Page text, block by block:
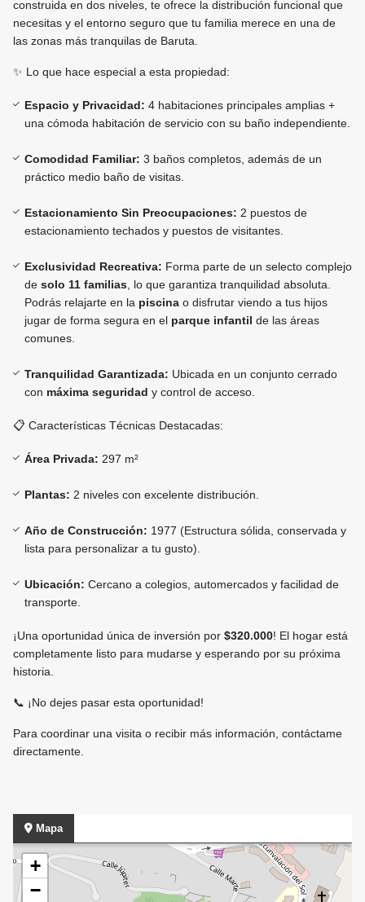
construida en dos niveles, te ofrece la distribución funcional que
necesitas y el entorno seguro que tu familia merece en una de
las zonas más tranquilas de Baruta.
✨ Lo que hace especial a esta propiedad:
Espacio y Privacidad: 4 habitaciones principales amplias +
una cómoda habitación de servicio con su baño independiente.
Comodidad Familiar: 3 baños completos, además de un
práctico medio baño de visitas.
Estacionamiento Sin Preocupaciones: 2 puestos de
estacionamiento techados y puestos de visitantes.
Exclusividad Recreativa: Forma parte de un selecto complejo
de solo 11 familias , lo que garantiza tranquilidad absoluta.
Podrás relajarte en la piscina o disfrutar viendo a tus hijos
jugar de forma segura en el parque infantil de las áreas
comunes.
Tranquilidad Garantizada: Ubicada en un conjunto cerrado
con máxima seguridad y control de acceso.
📋 Características Técnicas Destacadas:
Área Privada: 297 m²
Plantas: 2 niveles con excelente distribución.
Año de Construcción: 1977 (Estructura sólida, conservada y
lista para personalizar a tu gusto).
Ubicación: Cercano a colegios, automercados y facilidad de
transporte.
¡Una oportunidad única de inversión por $320.000! El hogar está
completamente listo para mudarse y esperando por su próxima
historia.
📞 ¡No dejes pasar esta oportunidad!
Para coordinar una visita o recibir más información, contáctame
directamente.
Mapa
+
−